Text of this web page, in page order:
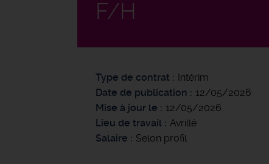
F/H
Type de contrat
Intérim
Date de publication
12/05/2026
Mise à jour le
12/05/2026
Lieu de travail
Avrillé
Salaire
Selon profil